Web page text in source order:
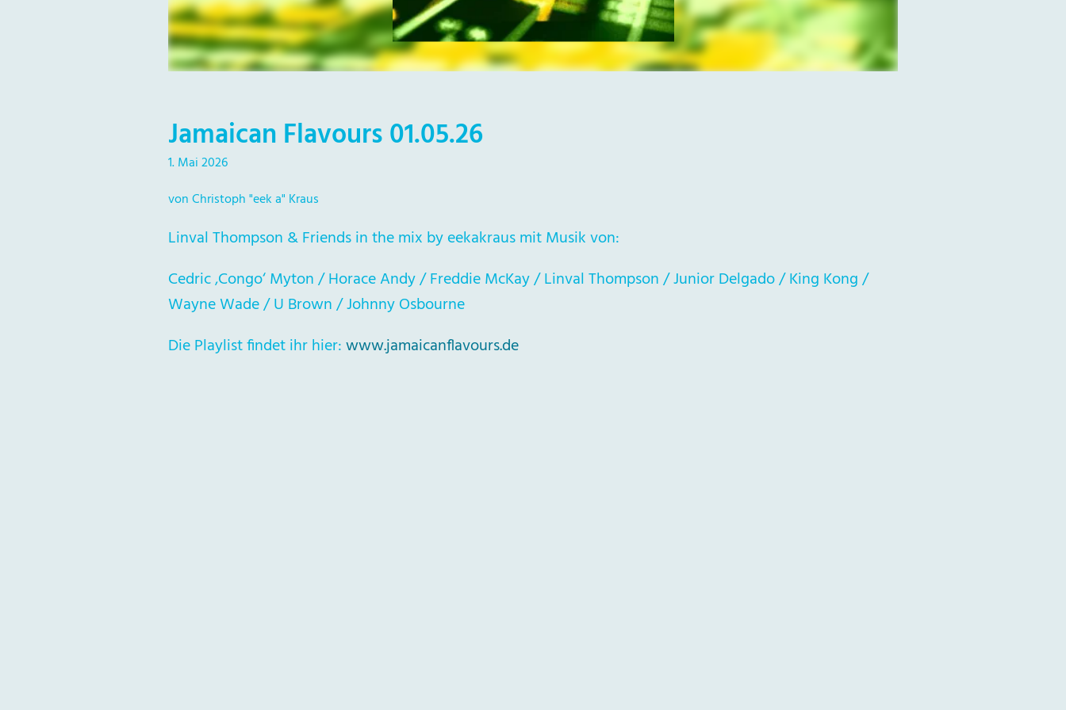
Jamaican Flavours 01.05.26
1. Mai 2026
von Christoph "eek a" Kraus
Linval Thompson & Friends in the mix by eekakraus mit Musik von:
Cedric ‚Congo‘ Myton / Horace Andy / Freddie McKay / Linval Thompson / Junior Delgado / King Kong /
Wayne Wade / U Brown / Johnny Osbourne
Die Playlist findet ihr hier:www.jamaicanflavours.de